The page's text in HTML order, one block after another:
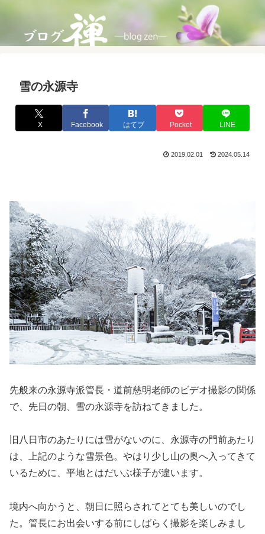
雪の永源寺
X Facebook はてブ Pocket LINE
2019.02.01 2024.05.14
先般来の永源寺派管長・道前慈明老師のビデオ撮影の関係
で、先日の朝、雪の永源寺を訪ねてきました。
旧八日市のあたりには雪がないのに、永源寺の門前あたり
は、上記のような雪景色。やはり少し山の奥へ入ってきて
いるために、平地とはだいぶ様子が違います。
境内へ向かうと、朝日に照らされてとても美しいのでし
た。管長にお出会いする前にしばらく撮影を楽しみまし